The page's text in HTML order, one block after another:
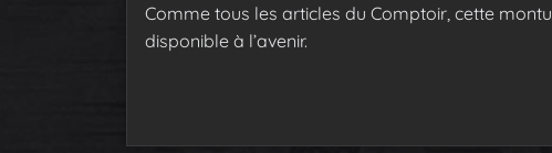
Comme tous les articles du Comptoir, cette
disponible à l’avenir.